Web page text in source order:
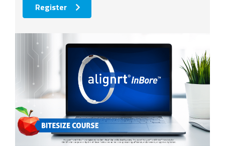
Register